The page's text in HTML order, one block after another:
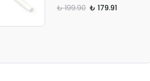
₺ 199.90 ₺ 179.91